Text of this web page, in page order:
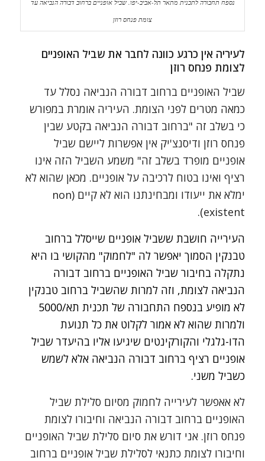
נספח תחבורה לתכנית מתאר תל-אביב-יפו. שביל אופניים ברחוב דבורה הנביאה עד
צומת פנחס רוזן
לעיריה אין כרגע כוונה לחבר את שביל האופניים
לצומת פנחס רוזן
שביל האופניים ברחוב דבורה הנביאה נסלל עד
כמאה מטרים לפני הצומת. העיריה אומרת במפורש
כי בשלב זה "ברחוב דבורה הנביאה בקטע שבין
פנחס רוזן ודיסנצ'יק אין אפשרות ליישם שביל
אופניים מופרד בשלב זה" משמע השביל הזה אינו
רציף ואינו בטוח לרכיבה על אופניים. מכאן שהוא לא
ימלא את ייעודו ומבחינתנו הוא לא קיים (non
existent).
העירייה חושבת ששביל אופניים שייסלל ברחוב
טבנקין הסמוך יאפשר לה "לחמוק" מהקושי בו היא
נתקלה בחיבור שביל האופניים ברחוב דבורה
הנביאה לצומת, וזה למרות שהשביל ברחוב טבנקין
לא מופיע בנספח התחבורה של תכנית תא/5000
ולמרות שהוא לא אמור לקלוט את כל תנועת
הדו-גלגלי והקורקינטים שיגיעו אליו בהיעדר שביל
אופניים רציף ברחוב דבורה הנביאה אלא לשמש
כשביל משני.
לא אאפשר לעירייה לחמוק מסיום סלילת שביל
האופניים ברחוב דבורה הנביאה וחיבורו לצומת
פנחס רוזן. אני דורש את סיום סלילת שביל האופניים
וחיבורו לצומת כתנאי לסלילת שביל אופניים ברחוב